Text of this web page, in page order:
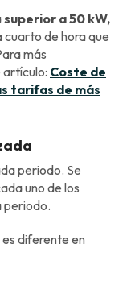
superior a 50 kW,
cuarto de hora que
más
Coste de
tarifas de más
periodo. Se
uno de los
periodo.
diferente en